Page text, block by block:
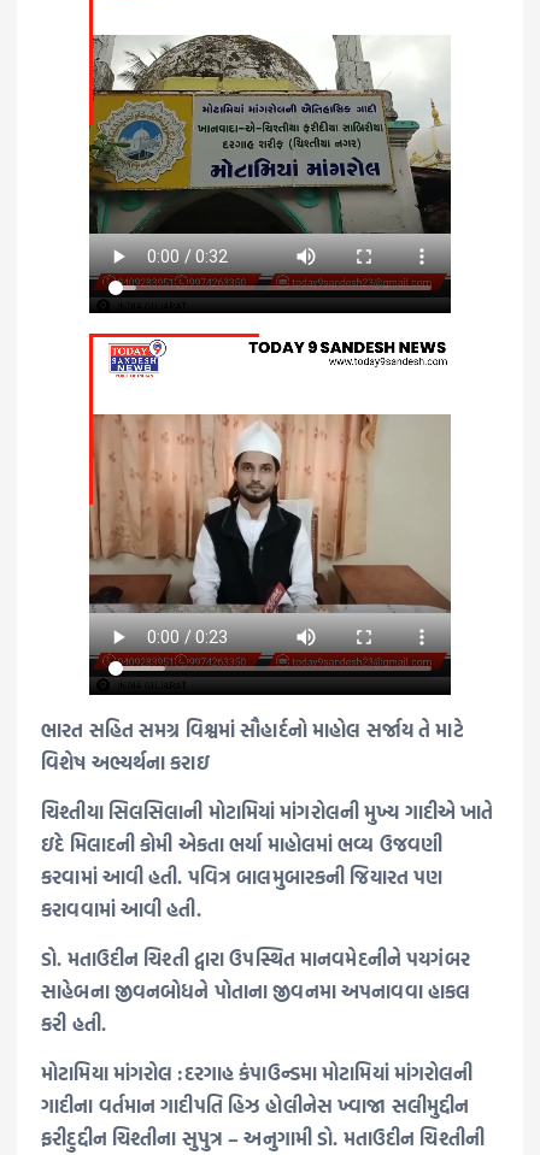
ભારત સહિત સમગ્ર વિશ્વમાં સૌહાર્દનો માહોલ સર્જાય તે માટે
વિશેષ અભ્યર્થના કરાઇ
ચિશ્તીયા સિલસિલાની મોટામિયાં માંગરોલની મુખ્ય ગાદીએ ખાતે
ઇદે મિલાદની કોમી એકતા ભર્યા માહોલમાં ભવ્ય ઉજવણી
કરવામાં આવી હતી. પવિત્ર બાલમુબારકની જિયારત પણ
કરાવવામાં આવી હતી.
ડો. મતાઉદીન ચિશ્તી દ્વારા ઉપસ્થિત માનવમેદનીને પયગંબર
સાહેબના જીવનબોધને પોતાના જીવનમા અપનાવવા હાકલ
કરી હતી.
મોટામિયા માંગરોલ :દરગાહ કંપાઉન્ડમા મોટામિયાં માંગરોલની
ગાદીના વર્તમાન ગાદીપતિ હિઝ હોલીનેસ ખ્વાજા સલીમુદ્દીન
ફરીદુદ્દીન ચિશ્તીના સુપુત્ર – અનુગામી ડો. મતાઉદીન ચિશ્તીની